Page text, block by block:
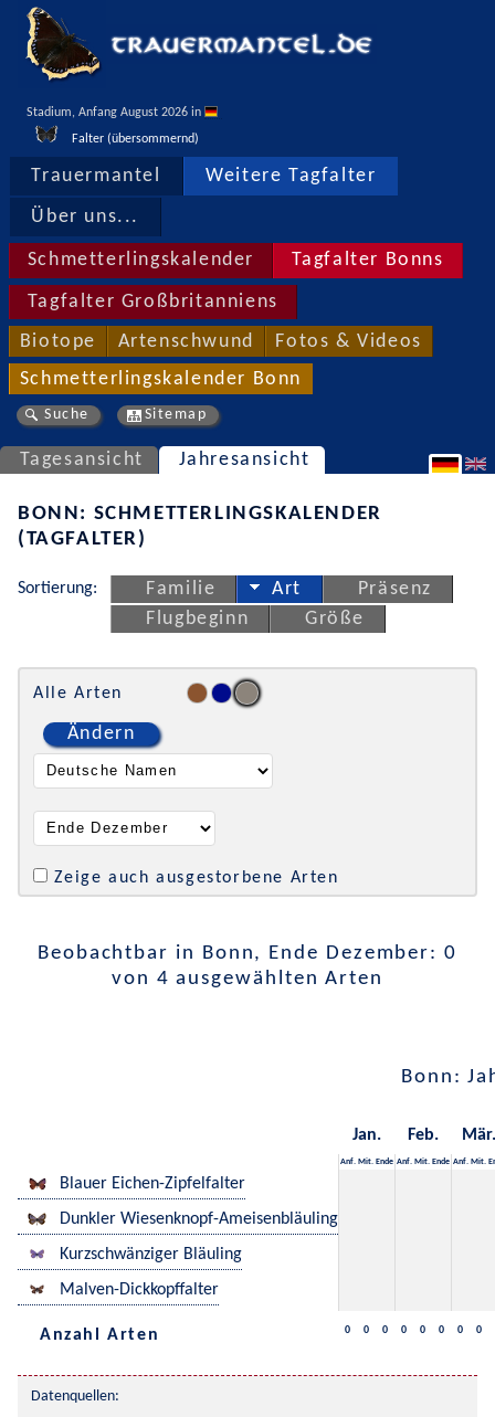
Stadium, Anfang August 2026 in
Falter (übersommernd)
Trauermantel Weitere Tagfalter
Über uns...
Schmetterlingskalender Tagfalter Bonns
Tagfalter Großbritanniens
Biotope Artenschwund Fotos & Videos
Schmetterlingskalender Bonn
Suche Sitemap
Tagesansicht Jahresansicht
BONN: SCHMETTERLINGSKALENDER
(TAGFALTER)
Sortierung: Familie Art
Präsenz
Flugbeginn
Größe
Alle Arten
Ändern
Zeige auch ausgestorbene Arten
Beobachtbar in Bonn, Ende Dezember: 0
von 4 ausgewählten Arten
Bonn:
Jan. Feb. Mär.
Anf. Mit. Ende Anf. Mit. Ende Anf. Mit.
Blauer Eichen-Zipfelfalter
Dunkler Wiesenknopf-Ameisenbläuling
Kurzschwänziger Bläuling
Malven-Dickkopffalter
Anzahl Arten 0 0 0 0 0 0 0 0
Datenquellen: